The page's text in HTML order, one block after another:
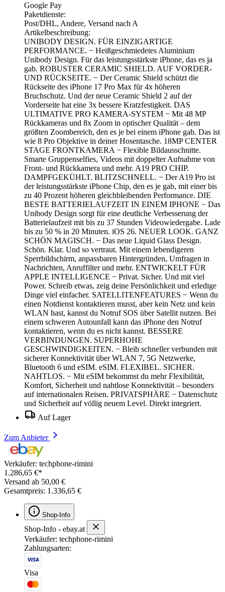
Google Pay
Paketdienste:
Post/DHL, Andere, Versand nach A
Artikelbeschreibung:
UNIBODY DESIGN. FÜR EINZIGARTIGE
PERFORMANCE. − Heißgeschmiedetes Aluminium
Unibody Design. Für das leistungsstärkste iPhone, das es ja
gab. ROBUSTER CERAMIC SHIELD. AUF VORDER-
UND RÜCKSEITE. − Der Ceramic Shield schützt die
Rückseite des iPhone 17 Pro Max für 4x höheren
Bruchschutz. Und der neue Ceramic Shield 2 auf der
Vorderseite hat eine 3x bessere Kratzfestigkeit. DAS
ULTIMATIVE PRO KAMERA-SYSTEM − Mit 48 MP
Rückkameras und 8x Zoom in optischer Qualität – dem
größten Zoombereich, den es je bei einem iPhone gab. Das ist
wie 8 Pro Objektive in deiner Hosentasche. 18MP CENTER
STAGE FRONTKAMERA − Flexible Bildausschnitte.
Smarte Gruppenselfies, Videos mit doppelter Aufnahme von
Front- und Rückkamera und mehr. A19 PRO CHIP.
DAMPFGEKÜHLT. BLITZSCHNELL. − Der A19 Pro ist
der leistungsstärkste iPhone Chip, den es je gab, mit einer bis
zu 40 Prozent höheren gleichbleibenden Performance. DIE
BESTE BATTERIELAUFZEIT IN EINEM IPHONE − Das
Unibody Design sorgt für eine deutliche Verbesserung der
Batterielaufzeit mit bis zu 37 Stunden Videowiedergabe. Lade
bis zu 50 % in 20 Minuten. iOS 26. NEUER LOOK. GANZ
SCHÖN MAGISCH. − Das neue Liquid Glass Design.
Schön. Klar. Und so vertraut. Mit einem lebendigeren
Sperrbildschirm, anpassbaren Hintergründen, Umfragen in
Nachrichten, Anruffilter und mehr. ENTWICKELT FÜR
APPLE INTELLIGENCE − Privat. Sicher. Und mit viel
Power. Schreib etwas, zeig deine Persönlichkeit und erledige
Dinge viel einfacher. SATELLITENFEATURES − Wenn du
einen Notdienst kontaktieren musst, aber kein Netz und kein
WLAN hast, kannst du Notruf SOS über Satellit nutzen. Bei
einem schweren Autounfall kann das iPhone den Notruf
kontaktieren, wenn du es nicht kannst. BESSERE
VERBINDUNGEN. SUPERHOHE
GESCHWINDIGKEITEN. − Bleib schneller verbunden mit
sicherer Konnektivität über WLAN 7, 5G Netzwerke,
Bluetooth 6 und eSIM. eSIM. FLEXIBEL. SICHER.
NAHTLOS. − Mit eSIM bekommst du mehr Flexibilität,
Komfort, Sicherheit und nahtlose Konnektivität – besonders
auf internationalen Reisen. PRIVATSPHÄRE − Datenschutz
und Sicherheit auf völlig neuem Level. Direkt integriert.
Auf Lager
Zum Anbieter
Verkäufer: techphone-rimini
1.286,65 €*
Versand ab 50,00 €
Gesamtpreis: 1.336,65 €
Shop-Info
Shop-Info - ebay.at
Verkäufer: techphone-rimini
Zahlungsarten:
Visa